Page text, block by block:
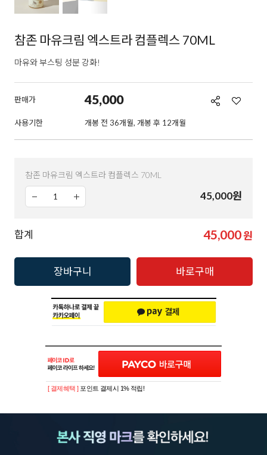
참존 마유크림 엑스트라 컴플렉스 70ML
마유와 부스팅 성분 강화!
판매가 45,000
사용기한 개봉 전 36개월, 개봉 후 12개월
참존 마유크림 엑스트라 컴플렉스 70ML
45,000원
합계 45,000원
장바구니 바로구매
[ 결제혜택 ] 포인트 결제시 1% 적립!